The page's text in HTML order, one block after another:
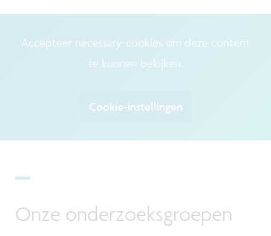
Accepteer necessary-cookies om deze content
te kunnen bekijken.
Cookie-instellingen
Onze onderzoeksgroepen